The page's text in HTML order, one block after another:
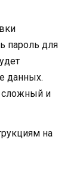
пароль для
данных.
сложный и
на